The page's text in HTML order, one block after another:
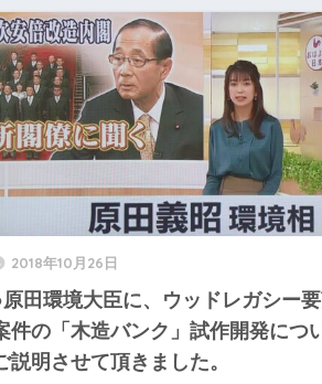
2018年10月26日
田環境大臣に、ウッドレガシー
件の「木造バンク」試作開発につ
説明させて頂きました。